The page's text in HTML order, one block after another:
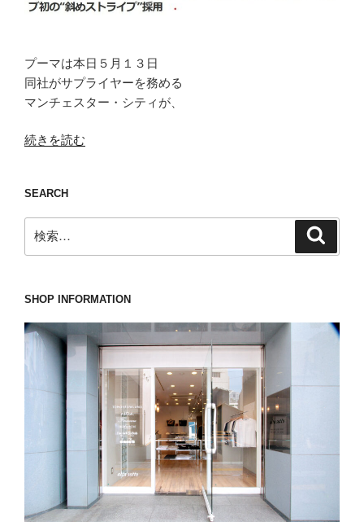
プーマは本日５月１３日
同社がサプライヤーを務める
マンチェスター・シティが、
“歴
伝
統、
そ
し
「ら
さ」
象
徴
LARDINI(ラ
ィ
続きを読む
SEARCH
索:
SHOP INFORMATION